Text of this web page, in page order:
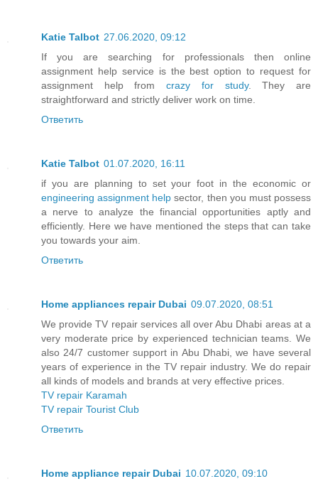
Katie Talbot 27.06.2020, 09:12
If you are searching for professionals then online
assignment help service is the best option to request for
assignment help fromcrazy for study. They are
straightforward and strictly deliver work on time.
Ответить
Katie Talbot 01.07.2020, 16:11
if you are planning to set your foot in the economic or
engineering assignment help sector, then you must possess
a nerve to analyze the financial opportunities aptly and
efficiently. Here we have mentioned the steps that can take
you towards your aim.
Ответить
Home appliances repair Dubai 09.07.2020, 08:51
We provide TV repair services all over Abu Dhabi areas at a
very moderate price by experienced technician teams. We
also 24/7 customer support in Abu Dhabi, we have several
years of experience in the TV repair industry. We do repair
all kinds of models and brands at very effective prices.
TV repair Karamah
TV repair Tourist Club
Ответить
Home appliance repair Dubai 10.07.2020, 09:10